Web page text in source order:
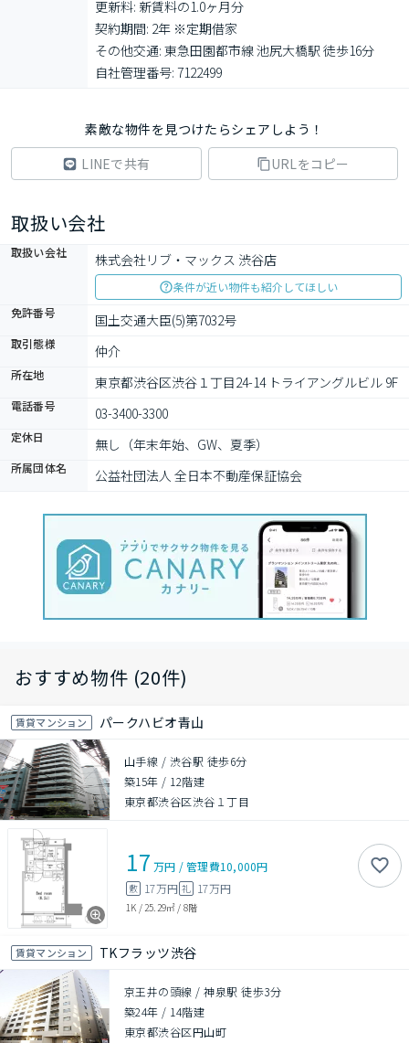
更新料: 新賃料の1.0ヶ月分
契約期間: 2年 ※定期借家
その他交通: 東急田園都市線 池尻大橋駅 徒歩16分
自社管理番号: 7122499
素敵な物件を見つけたらシェアしよう！
LINEで共有
URLをコピー
取扱い会社
取扱い会社 株式会社リブ・マックス 渋谷店
条件が近い物件も紹介してほしい
免許番号
国土交通大臣(5)第7032号
取引態様 仲介
所在地 東京都渋谷区渋谷１丁目24-14 トライアングルビル 9F
電話番号 03-3400-3300
定休日 無し（年末年始、GW、夏季）
所属団体名 公益社団法人 全日本不動産保証協会
おすすめ物件 (20件)
賃貸マンション パークハビオ青山
山手線 / 渋谷駅 徒歩6分
築15年 / 12階建
東京都渋谷区渋谷１丁目
17 万円 /管理費10,000円
敷 17万円 礼 17万円
1K / 25.29㎡ / 8階
賃貸マンション TKフラッツ渋谷
京王井の頭線 / 神泉駅 徒歩3分
築24年 / 14階建
東京都渋谷区円山町